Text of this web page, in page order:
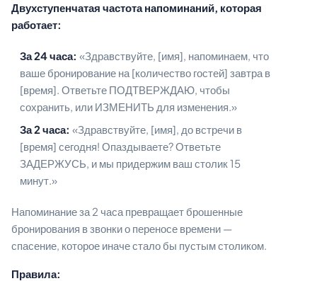
Двухступенчатая частота напоминаний, которая
работает:
За 24 часа: «Здравствуйте, [имя], напоминаем, что
ваше бронирование на [количество гостей] завтра в
[время]. Ответьте ПОДТВЕРЖДАЮ, чтобы
сохранить, или ИЗМЕНИТЬ для изменения.»
За 2 часа: «Здравствуйте, [имя], до встречи в
[время] сегодня! Опаздываете? Ответьте
ЗАДЕРЖУСЬ, и мы придержим ваш столик 15
минут.»
Напоминание за 2 часа превращает брошенные
бронирования в звонки о переносе времени —
спасение, которое иначе стало бы пустым столиком.
Правила: